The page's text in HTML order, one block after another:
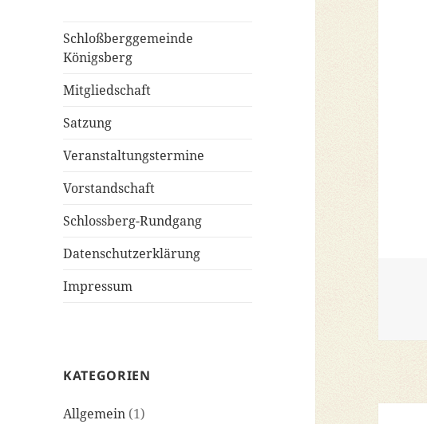
Schloßberggemeinde
Königsberg
Mitgliedschaft
Satzung
Veranstaltungstermine
Vorstandschaft
Schlossberg-Rundgang
Datenschutzerklärung
Impressum
KATEGORIEN
Allgemein (1)